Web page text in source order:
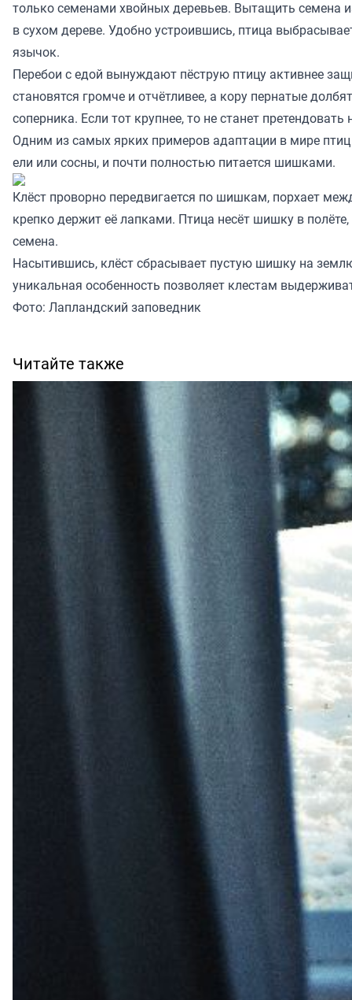
только семенами хвойных деревьев. Вытащить семена
в сухом дереве. Удобно устроившись, птица
язычок.
Перебои с едой вынуждают пёструю птицу активнее
становятся громче и отчётливее, а кору пернатые
соперника. Если тот крупнее, то не станет
Одним из самых ярких примеров адаптации в мире
ели или сосны, и почти полностью питается шишками.
Клёст проворно передвигается по шишкам, порхает
крепко держит её лапками. Птица несёт шишку в
семена.
Насытившись, клёст сбрасывает пустую шишку на
уникальная особенность позволяет клестам
Фото: Лапландский заповедник
Читайте также